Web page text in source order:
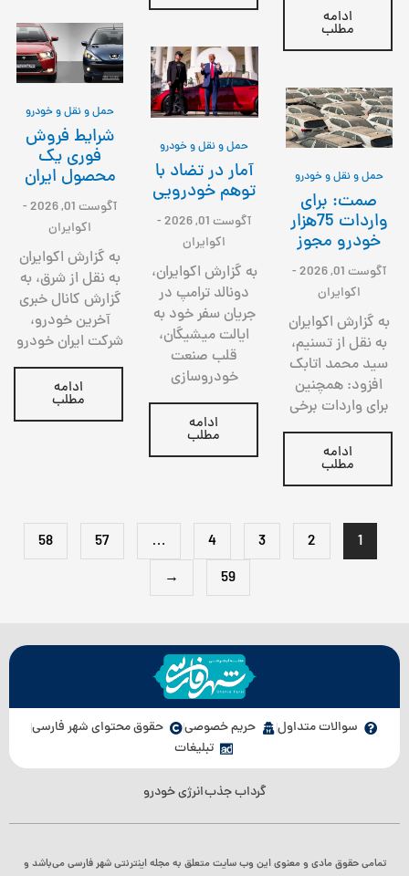
ادامه
مطلب
حمل و نقل و خودرو
شرایط فروش
فوری یک
محصول ایران
آگوست 01, 2026
-
اکوایران
به گزارش اکوایران
به نقل از شرق، به
گزارش کانال خبری
آخرین خودرو،
شرکت ایران خودرو
ادامه
مطلب
حمل و نقل و خودرو
آمار در تضاد با
توهم خودرویی
آگوست 01, 2026
-
اکوایران
به گزارش اکوایران،
دونالد ترامپ در
جریان سفر خود به
ایالت میشیگان،
قلب صنعت
خودروسازی
ادامه
مطلب
حمل و نقل و خودرو
صمت: برای
واردات 75هزار
خودرو مجوز
آگوست 01, 2026
-
اکوایران
به گزارش اکوایران
به نقل از تسنیم،
سید محمد اتابک
افزود: همچنین
برای واردات برخی
ادامه
مطلب
1
2
3
4
…
57
58
59
→
سوالات متداول حریم خصوصی
حقوق محتوای شهر فارسی
تبلیغات
گرداب جذبانرژی خودرو
تمامی حقوق مادی و معنوی این وب سایت متعلق به مجله اینترنتی شهر فارسی می‌باشد و